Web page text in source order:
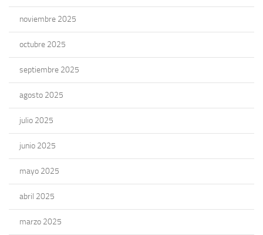
noviembre 2025
octubre 2025
septiembre 2025
agosto 2025
julio 2025
junio 2025
mayo 2025
abril 2025
marzo 2025